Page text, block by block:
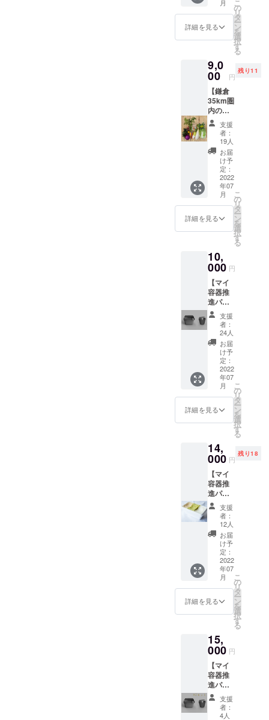
300×36
0mm（
持ち手
530mm
ザイン
等は多
少の変
更があ
る可能
性があ
りま
す。
・廃棄
予定の
花の
ブーケ
1500円
料込
み） 鎌
倉在住
でフラ
ワー
アー
ティス
トとし
てご活
躍中の
前田有
紀さん
(株式会
社スー
ドリー
代表)に
ご協力
で用い
られた
ものや
店頭販
売での
売れ残
り、短
い役目
で人目
に触れ
ず廃棄
される
予定の
花で束
ねた
ブーケ
を送
は不定
期で発
生する
ため日
時指定
や花の
種類は
まだ分
かりま
せん。
七月頃
の撮影
イベン
トが決
ままり
発送可
能な日
送付さ
せてい
ただき
ます。
※花のボ
リュー
ムに関
しては
月
詳細を見る
こ
の
リ
タ
ー
ン
を
選
択
す
る
9,0
00 円
残り11
【鎌倉
35km圏
内の旬
を皆様
の食卓
へお届
けパッ
ク】 ご
みゼロ
（5300
）! 応援
ありが
とうご
ざいま
すパッ
えて、
・地産
地消野
菜の久
遠の野
菜4000
円分
（送料
込み）
移動食
材店
「くお
ん」の
鎌倉か
ら35km
圏内の
生産者
鮮な野
菜や果
実をお
届けし
ます。
https://
kuonsh
op.com/
※露地物
なので
季節に
よって
内容は
変わり
ます。5
品から9
品 ※賞
ら1週間
[常温] ※
生鮮物
ですの
で期限
は目安
となり
ます。
状態を
支援
者：
19人
お届
け予
定：
2022
年07
月
詳細を見る
こ
の
リ
タ
ー
ン
を
選
択
す
る
10,
000 円
【マイ
容器推
進パッ
ク（一
人
用）】
ごみゼ
ロを
（5300
）! 応援
ありが
とうご
ざいま
すパッ
クに加
えて、
ン容
器 １
つ（二
段式、
容量約
800ml
、電子
レンジ/
食洗機
対応）
・カッ
プ容
器 １
つ（容
量約
300ml
、電子
※仕様・
デザイ
ン等は
多少の
変更が
ある可
能性が
ありま
す。
支援
者：
24人
お届
け予
定：
2022
年07
月
詳細を見る
こ
の
リ
タ
ー
ン
を
選
択
す
る
14,
000 円
残り18
【マイ
容器推
進パッ
ク（一
人用）+
容器に
ジェ
ラート
入り】
日本で
一番好
まれる
ジェ
ラート
を選ぶ
コンテ
ト”Gela
to
World
Tour
Japan"
にて二
位を獲
得した
鎌倉の
支援
者：
12人
お届
け予
定：
2022
年07
月
詳細を見る
こ
の
リ
タ
ー
ン
を
選
択
す
る
15,
000 円
【マイ
容器推
進パッ
ク（二
人
用）】
支援
者：
4人